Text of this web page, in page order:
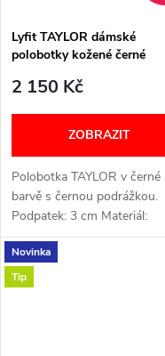
Lyfit TAYLOR dámské
polobotky kožené černé
2 150 Kč
ZOBRAZIT
Polobotka TAYLOR v černé
barvě s černou podrážkou.
Podpatek: 3 cm Materiál:
Kožený svršek a syntetická
podšívka, PU podešev
Vyjímatelná vložka: Ano
Novinka
Tip